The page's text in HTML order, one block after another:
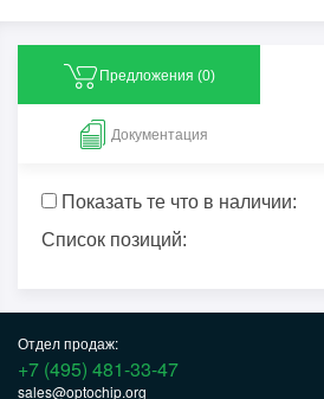
Предложения (0)
Документация
Показать те что в наличии:
Список позиций:
Отдел продаж:
+7 (495) 481-33-47
sales@optochip.org